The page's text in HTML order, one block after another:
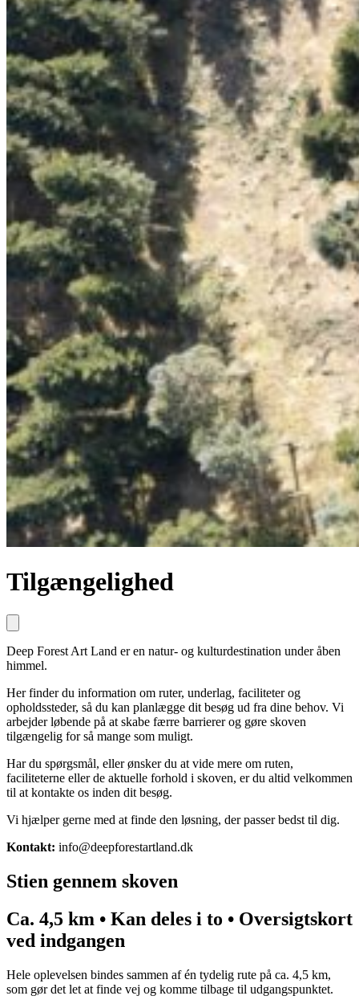
Tilgængelighed
Deep Forest Art Land er en natur- og kulturdestination under åben
himmel.
Her finder du information om ruter, underlag, faciliteter og
opholdssteder, så du kan planlægge dit besøg ud fra dine behov. Vi
arbejder løbende på at skabe færre barrierer og gøre skoven
tilgængelig for så mange som muligt.
Har du spørgsmål, eller ønsker du at vide mere om ruten,
faciliteterne eller de aktuelle forhold i skoven, er du altid velkommen
til at kontakte os inden dit besøg.
Vi hjælper gerne med at finde den løsning, der passer bedst til dig.
Kontakt: info@deepforestartland.dk
Stien gennem skoven
Ca. 4,5 km • Kan deles i to • Oversigtskort
ved indgangen
Hele oplevelsen bindes sammen af én tydelig rute på ca. 4,5 km,
som gør det let at finde vej og komme tilbage til udgangspunktet.